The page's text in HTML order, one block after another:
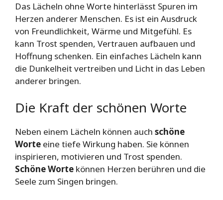
Das Lächeln ohne Worte hinterlässt Spuren im
Herzen anderer Menschen. Es ist ein Ausdruck
von Freundlichkeit, Wärme und Mitgefühl. Es
kann Trost spenden, Vertrauen aufbauen und
Hoffnung schenken. Ein einfaches Lächeln kann
die Dunkelheit vertreiben und Licht in das Leben
anderer bringen.
Die Kraft der schönen Worte
Neben einem Lächeln können auch schöne
Worte eine tiefe Wirkung haben. Sie können
inspirieren, motivieren und Trost spenden.
Schöne Worte können Herzen berühren und die
Seele zum Singen bringen.